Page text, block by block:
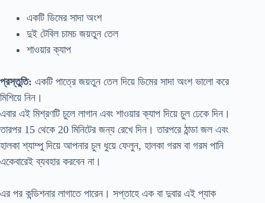
একটি ডিমের সাদা অংশ
দুই টেবিল চামচ জয়তুন তেল
শাওয়ার ক্যাপ
প্রস্তুতি: একটি পাত্রে জয়তুন তেল দিয়ে ডিমের সাদা অংশ ভালো করে
মিশিয়ে নিন।
এবার এই মিশ্রণটি চুলে লাগান এবং শাওয়ার ক্যাপ দিয়ে চুল ঢেকে দিন।
তারপর 15 থেকে 20 মিনিটের জন্য রেখে দিন। তারপরে ঠান্ডা জল এবং
হালকা শ্যাম্পু দিয়ে আপনার চুল ধুয়ে ফেলুন, হালকা গরম বা গরম পানি
একেবারেই ব্যবহার করবেন না।
এর পর কন্ডিশনার লাগাতে পারেন। সপ্তাহে এক বা দুবার এই প্যাক